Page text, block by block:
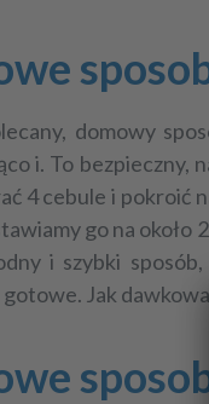
domowy
i. To bezpieczny,
4 cebule i pokroić
go na
i szybki sposób,
Jak